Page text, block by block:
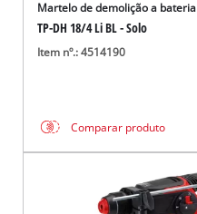
Martelo de demolição a bateria
TP-DH 18/4 Li BL - Solo
Item nº.: 4514190
Comparar produto